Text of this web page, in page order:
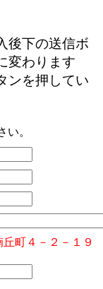
後下の送信ボ
変わります
ンを押してい
。
町４－２－１９